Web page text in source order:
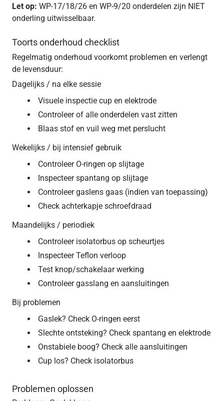
Let op: WP-17/18/26 en WP-9/20 onderdelen zijn NIET
onderling uitwisselbaar.
Toorts onderhoud checklist
Regelmatig onderhoud voorkomt problemen en verlengt
de levensduur:
Dagelijks / na elke sessie
Visuele inspectie cup en elektrode
Controleer of alle onderdelen vast zitten
Blaas stof en vuil weg met perslucht
Wekelijks / bij intensief gebruik
Controleer O-ringen op slijtage
Inspecteer spantang op slijtage
Controleer gaslens gaas (indien van toepassing)
Check achterkapje schroefdraad
Maandelijks / periodiek
Controleer isolatorbus op scheurtjes
Inspecteer Teflon verloop
Test knop/schakelaar werking
Controleer gasslang en aansluitingen
Bij problemen
Gaslek? Check O-ringen eerst
Slechte ontsteking? Check spantang en elektrode
Onstabiele boog? Check alle aansluitingen
Cup los? Check isolatorbus
Problemen oplossen